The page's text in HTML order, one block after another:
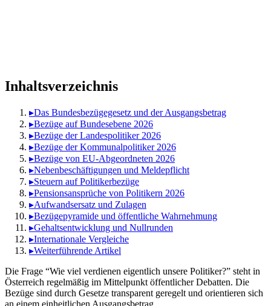
Inhaltsverzeichnis
▸Das Bundesbezügegesetz und der Ausgangsbetrag
▸Bezüge auf Bundesebene 2026
▸Bezüge der Landespolitiker 2026
▸Bezüge der Kommunalpolitiker 2026
▸Bezüge von EU-Abgeordneten 2026
▸Nebenbeschäftigungen und Meldepflicht
▸Steuern auf Politikerbezüge
▸Pensionsansprüche von Politikern 2026
▸Aufwandsersatz und Zulagen
▸Bezügepyramide und öffentliche Wahrnehmung
▸Gehaltsentwicklung und Nullrunden
▸Internationale Vergleiche
▸Weiterführende Artikel
Die Frage “Wie viel verdienen eigentlich unsere Politiker?” steht in
Österreich regelmäßig im Mittelpunkt öffentlicher Debatten. Die
Bezüge sind durch Gesetze transparent geregelt und orientieren sich
an einem einheitlichen Ausgangsbetrag.